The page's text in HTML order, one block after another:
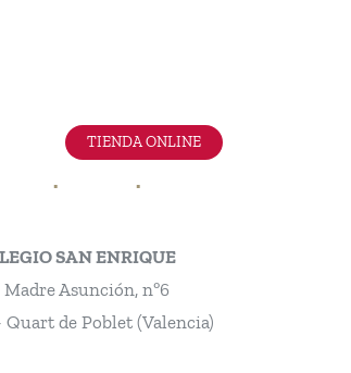
Instagram
YouTube
Facebook
LinkedIn
TIENDA ONLINE
SAN ENRIQUE
Asunción, nº6
Quart de Poblet (Valencia)